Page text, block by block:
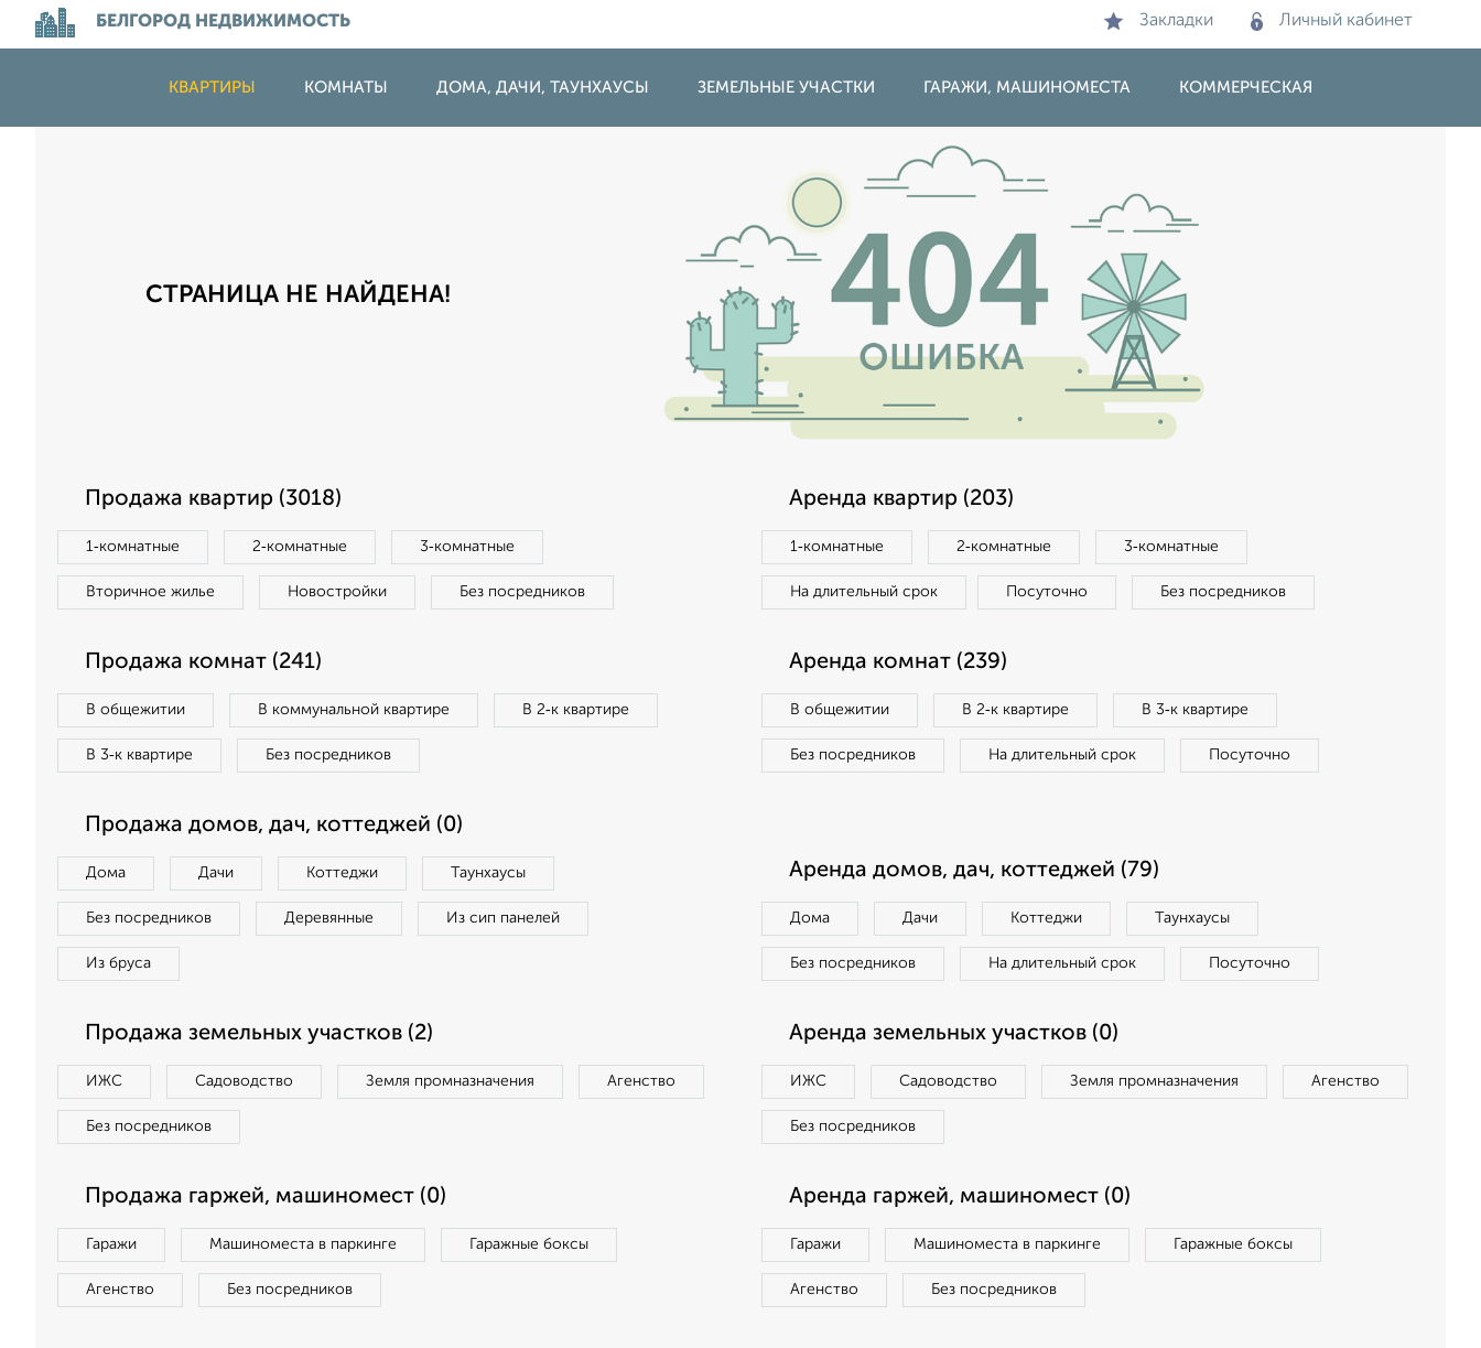
БЕЛГОРОД НЕДВИЖИМОСТЬ Закладки Личный кабинет
КВАРТИРЫ КОМНАТЫ ДОМА, ДАЧИ, ТАУНХАУСЫ ЗЕМЕЛЬНЫЕ УЧАСТКИ ГАРАЖИ, МАШИНОМЕСТА КОММЕРЧЕСКАЯ
СТРАНИЦА НЕ НАЙДЕНА!
Продажа квартир (3018)
1‑комнатные 2‑комнатные 3‑комнатные
Вторичное жилье Новостройки Без посредников
Аренда квартир (203)
1‑комнатные 2‑комнатные 3‑комнатные
На длительный срок Посуточно Без посредников
Продажа комнат (241)
В общежитии В коммунальной квартире В 2‑к квартире
В 3‑к квартире Без посредников
Аренда комнат (239)
В общежитии В 2‑к квартире В 3‑к квартире
Без посредников На длительный срок Посуточно
Продажа домов, дач, коттеджей (0)
Дома Дачи Коттеджи Таунхаусы
Без посредников Деревянные Из сип панелей
Из бруса
Аренда домов, дач, коттеджей (79)
Дома Дачи Коттеджи Таунхаусы
Без посредников На длительный срок Посуточно
Продажа земельных участков (2)
ИЖС Садоводство Земля промназначения Агенство
Без посредников
Аренда земельных участков (0)
ИЖС Садоводство Земля промназначения Агенство
Без посредников
Продажа гаржей, машиномест (0)
Гаражи Машиноместа в паркинге Гаражные боксы
Агенство Без посредников
Аренда гаржей, машиномест (0)
Гаражи Машиноместа в паркинге Гаражные боксы
Агенство Без посредников